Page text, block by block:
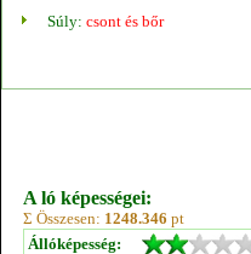
Súly: csont és bőr
A ló képességei:
Σ Összesen: 1248.346 pt
Állóképesség: